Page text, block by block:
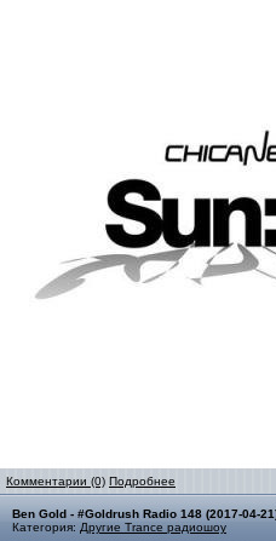
Комментарии (0) Подробнее
Ben Gold - #Goldrush Radio 148 (2017-04-
Категория: Другие Trance радиошоу